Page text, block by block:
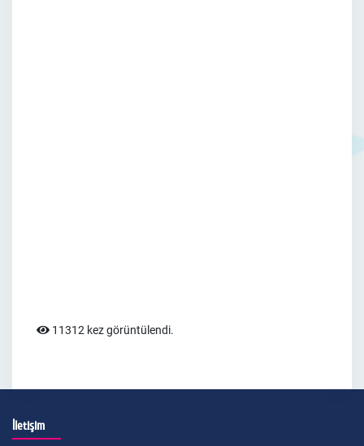
11312 kez görüntülendi.
İletişim